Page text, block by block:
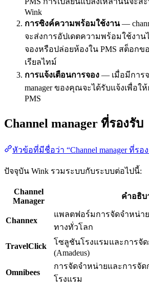
Wink
การซิงค์ความพร้อมใช้งาน—
จะส่งการอัปเดตความพร้อมใช้งาน
จองหรือปล่อยห้องใน PMS สต็อกข
เรียลไทม์
การแจ้งเตือนการจอง — เมื่อมีการจ
manager ของคุณจะได้รับแจ้งเพื่อใ
PMS
Channel manager ที่รองรับ
หัวข้อที่มีชื่อว่า “Channel manager ที่รอ
ปัจจุบัน Wink รวมระบบกับระบบต่อไปนี้:
Channel
Manager
คำอธิบ
Channex
แพลตฟอร์มการจัดจำหน่า
ทางทั่วโลก
TravelClick
โซลูชันโรงแรมและการจั
(Amadeus)
Omnibees
การจัดจำหน่ายและการจัด
โรงแรม